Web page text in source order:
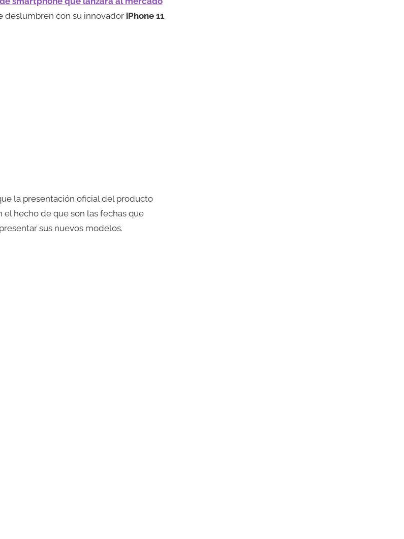
deslumbren con su innovador iPhone 11.
la presentación oficial del producto
hecho de que son las fechas que
sus nuevos modelos.